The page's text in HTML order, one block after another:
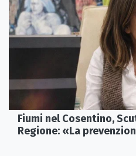
Fiumi nel Cosentino,
Regione: «La